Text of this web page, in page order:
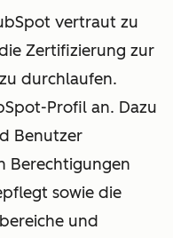
vertraut zu
Zertifizierung zur
durchlaufen.
Profil an. Dazu
Benutzer
Berechtigungen
sowie die
und